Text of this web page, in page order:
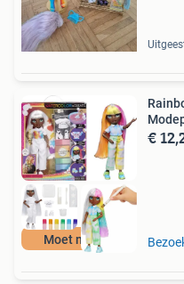
Moet nu weg
€